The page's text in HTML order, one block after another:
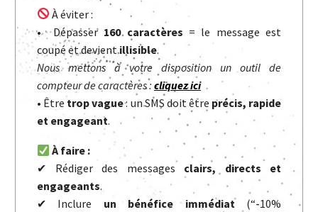
À éviter :
• Dépasser 160 caractères = le message est
coupé et devientillisible.
Nous mettons à votre disposition un outil de
compteur de caractères : cliquez ici
• Être trop vague: un SMS doit être précis, rapide
et engageant.
À faire :
✔ Rédiger des messages clairs, directs et
engageants.
✔ Inclure un bénéfice immédiat(“-10%